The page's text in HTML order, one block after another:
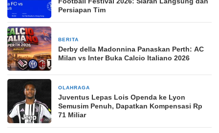
Persiapan Tim
BERITA
Derby della Madonnina Panaskan Perth: AC
Milan vs Inter Buka Calcio Italiano 2026
OLAHRAGA
Juventus Lepas Lois Openda ke Lyon
Semusim Penuh, Dapatkan Kompensasi Rp
71 Miliar